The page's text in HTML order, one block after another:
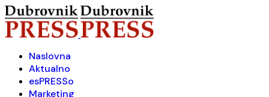
Naslovna
Aktualno
esPRESSo
Marketing